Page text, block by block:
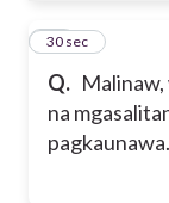
Q.
na
16
30 sec